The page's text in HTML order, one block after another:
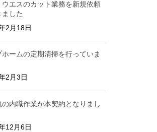
ウエスのカット業務を新規依頼
ました
2月18日
ホームの定期清掃を行っていま
2月3日
内職作業が本契約となりまし
12月6日